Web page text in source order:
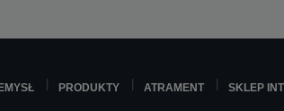
PRODUKTY ATRAMENT SKLEP